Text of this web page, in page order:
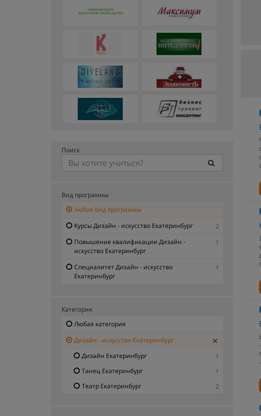
Поиск
Вид программы
любая bид программы
Курсы Дизайн - искусство Екатеринбург
2
Повышение квалификации Дизайн -
искусство Екатеринбург
1
Специалитет Дизайн - искусство
Екатеринбург
1
Категория
Любая категория
Дизайн - искусство Екатеринбург
Дизайн Екатеринбург
1
Танец Екатеринбург
1
Театр Екатеринбург
2